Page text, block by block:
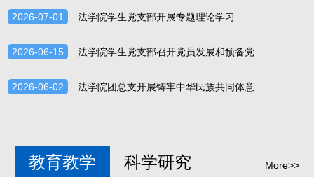
2026-07-01
法学院学生党支部开展专题理论学习
2026-06-15 法学院学生党支部召开党员发展和预备党
2026-06-02
法学院团总支开展铸牢中华民族共同体意
教育教学 科学研究 More>>